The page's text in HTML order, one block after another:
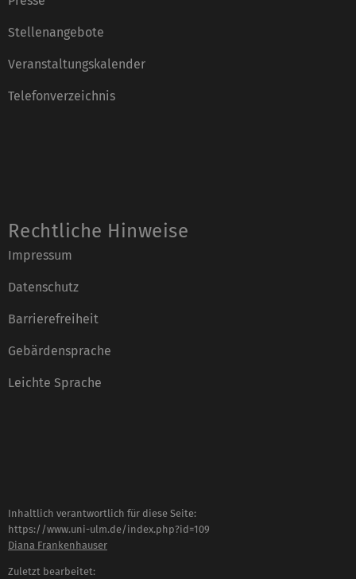
Stellenangebote
Veranstaltungskalender
Telefonverzeichnis
Rechtliche Hinweise
Impressum
Datenschutz
Barrierefreiheit
Gebärdensprache
Leichte Sprache
Inhaltlich verantwortlich für diese Seite:
https://www.uni-ulm.de/index.php?id=109
Diana Frankenhauser
Zuletzt bearbeitet: